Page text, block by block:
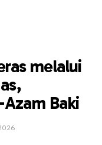
melalui
Baki